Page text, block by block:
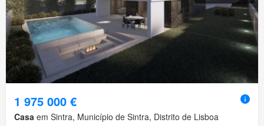
1 975 000 €
Casa em Sintra, Município de Sintra, Distrito de Lisboa